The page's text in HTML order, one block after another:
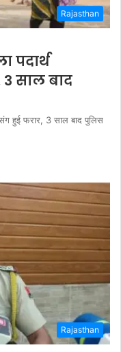
Rajasthan
पदार्थ
साल बाद
संग हुई फरार, 3 साल बाद पुलिस
Rajasthan